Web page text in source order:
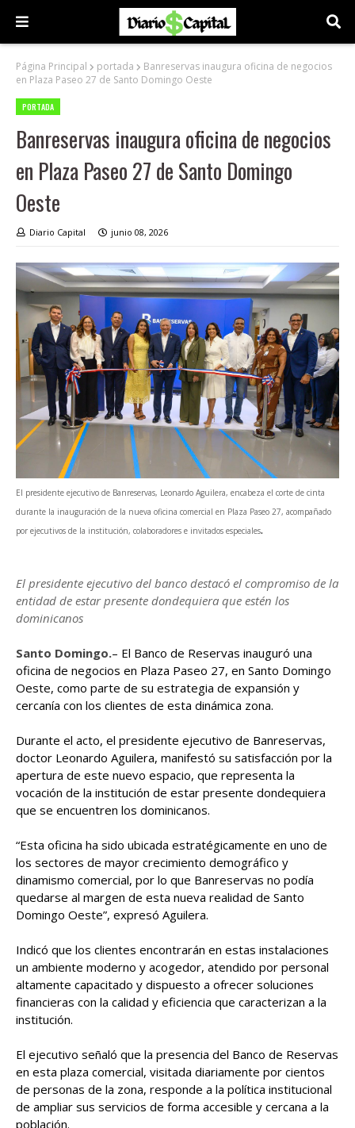
Página Principal portada
Banreservas inaugura oficina de negocios
en Plaza Paseo 27 de Santo Domingo Oeste
PORTADA
Banreservas inaugura oficina de negocios
en Plaza Paseo 27 de Santo Domingo
Oeste
Diario Capital junio 08, 2026
El presidente ejecutivo de Banreservas, Leonardo Aguilera, encabeza el corte de cinta
durante la inauguración de la nueva oficina comercial en Plaza Paseo 27, acompañado
por ejecutivos de la institución, colaboradores e invitados especiales.
El presidente ejecutivo del banco destacó el compromiso de la
entidad de estar presente dondequiera que estén los
dominicanos
Santo Domingo.– El Banco de Reservas inauguró una
oficina de negocios en Plaza Paseo 27, en Santo Domingo
Oeste, como parte de su estrategia de expansión y
cercanía con los clientes de esta dinámica zona.
Durante el acto, el presidente ejecutivo de Banreservas,
doctor Leonardo Aguilera, manifestó su satisfacción por la
apertura de este nuevo espacio, que representa la
vocación de la institución de estar presente dondequiera
que se encuentren los dominicanos.
“Esta oficina ha sido ubicada estratégicamente en uno de
los sectores de mayor crecimiento demográfico y
dinamismo comercial, por lo que Banreservas no podía
quedarse al margen de esta nueva realidad de Santo
Domingo Oeste”, expresó Aguilera.
Indicó que los clientes encontrarán en estas instalaciones
un ambiente moderno y acogedor, atendido por personal
altamente capacitado y dispuesto a ofrecer soluciones
financieras con la calidad y eficiencia que caracterizan a la
institución.
El ejecutivo señaló que la presencia del Banco de Reservas
en esta plaza comercial, visitada diariamente por cientos
de personas de la zona, responde a la política institucional
de ampliar sus servicios de forma accesible y cercana a la
población.